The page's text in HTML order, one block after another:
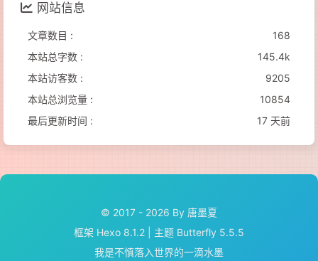
网站信息
文章数目 :
168
本站总字数 :
145.4k
本站访客数 :
9205
本站总浏览量 :
10854
最后更新时间 :
17 天前
© 2017 - 2026 By 唐墨夏
框架 Hexo 8.1.2 主题 Butterfly 5.5.5
我是不慎落入世界的一滴水墨